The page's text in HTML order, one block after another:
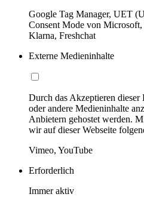
Google Tag Manager, UET
Consent Mode von
Klarna, Freshchat
Externe Medieninhalte
Durch das Akzeptieren
oder andere Medieninhalte
Anbietern gehostet werden.
wir auf dieser Webseite
Vimeo, YouTube
Erforderlich
Immer aktiv